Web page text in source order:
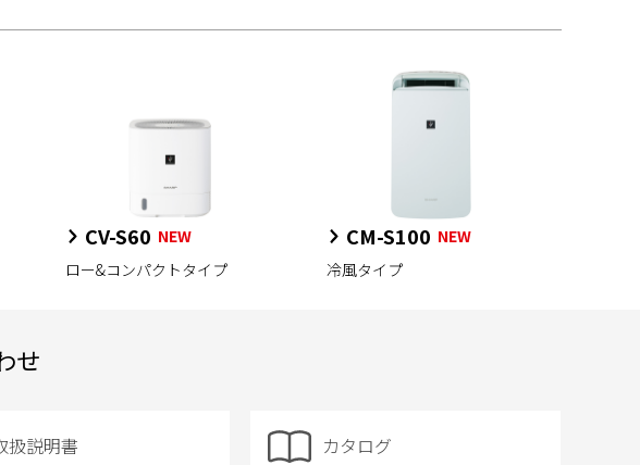
CV-S60 NEW
ロー&コンパクトタイプ
CM-S100 NEW
冷風タイプ
せ
扱説明書 カタログ